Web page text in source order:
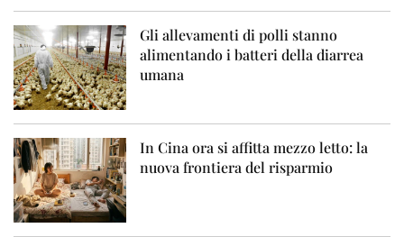
Gli allevamenti di polli stanno
alimentando i batteri della diarrea
umana
In Cina ora si affitta mezzo letto: la
nuova frontiera del risparmio